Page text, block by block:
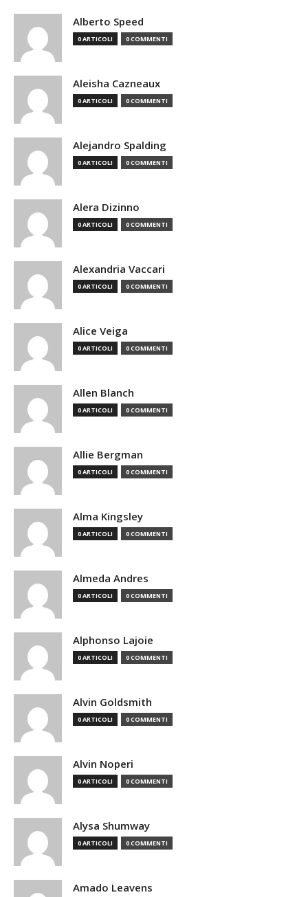
Alberto Speed
0 ARTICOLI 0 COMMENTI
Aleisha Cazneaux
0 ARTICOLI 0 COMMENTI
Alejandro Spalding
0 ARTICOLI 0 COMMENTI
Alera Dizinno
0 ARTICOLI 0 COMMENTI
Alexandria Vaccari
0 ARTICOLI 0 COMMENTI
Alice Veiga
0 ARTICOLI 0 COMMENTI
Allen Blanch
0 ARTICOLI 0 COMMENTI
Allie Bergman
0 ARTICOLI 0 COMMENTI
Alma Kingsley
0 ARTICOLI 0 COMMENTI
Almeda Andres
0 ARTICOLI 0 COMMENTI
Alphonso Lajoie
0 ARTICOLI 0 COMMENTI
Alvin Goldsmith
0 ARTICOLI 0 COMMENTI
Alvin Noperi
0 ARTICOLI 0 COMMENTI
Alysa Shumway
0 ARTICOLI 0 COMMENTI
Amado Leavens